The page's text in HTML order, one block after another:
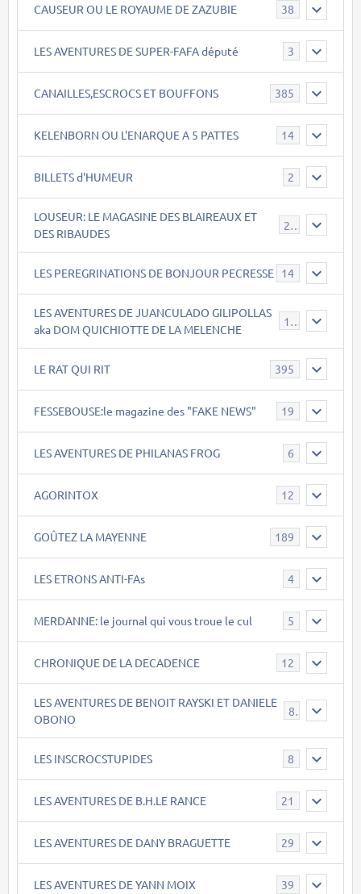
CAUSEUR OU LE ROYAUME DE ZAZUBIE 38
LES AVENTURES DE SUPER-FAFA député 3
CANAILLES,ESCROCS ET BOUFFONS 385
KELENBORN OU L'ENARQUE A 5 PATTES 14
BILLETS d'HUMEUR 2
LOUSEUR: LE MAGASINE DES BLAIREAUX ET
DES RIBAUDES
21
LES PEREGRINATIONS DE BONJOUR PECRESSE 14
LES AVENTURES DE JUANCULADO GILIPOLLAS
aka DOM QUICHIOTTE DE LA MELENCHE
119
LE RAT QUI RIT 395
FESSEBOUSE:le magazine des "FAKE NEWS" 19
LES AVENTURES DE PHILANAS FROG 6
AGORINTOX 12
GOÛTEZ LA MAYENNE 189
LES ETRONS ANTI-FAs 4
MERDANNE: le journal qui vous troue le cul 5
CHRONIQUE DE LA DECADENCE 12
LES AVENTURES DE BENOIT RAYSKI ET DANIELE
OBONO
8
LES INSCROCSTUPIDES 8
LES AVENTURES DE B.H.LE RANCE 21
LES AVENTURES DE DANY BRAGUETTE 29
LES AVENTURES DE YANN MOIX 39